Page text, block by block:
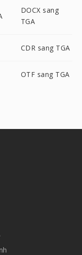
DOCX sang
TGA
CDR sang TGA
OTF sang TGA